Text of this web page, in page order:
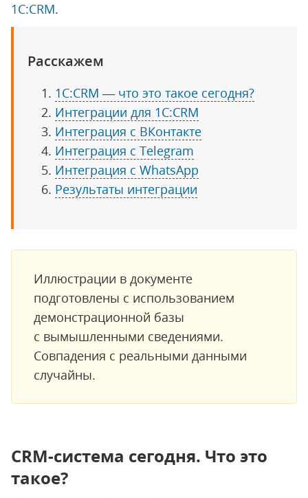
1С:CRM.
Расскажем
1С:CRM — что это такое сегодня?
Интеграции для 1С:CRM
Интеграция с ВКонтакте
Интеграция с Telegram
Интеграция с WhatsApp
Результаты интеграции
Иллюстрации в документе
подготовлены с использованием
демонстрационной базы
с вымышленными сведениями.
Совпадения с реальными данными
случайны.
CRM-система сегодня. Что это
такое?